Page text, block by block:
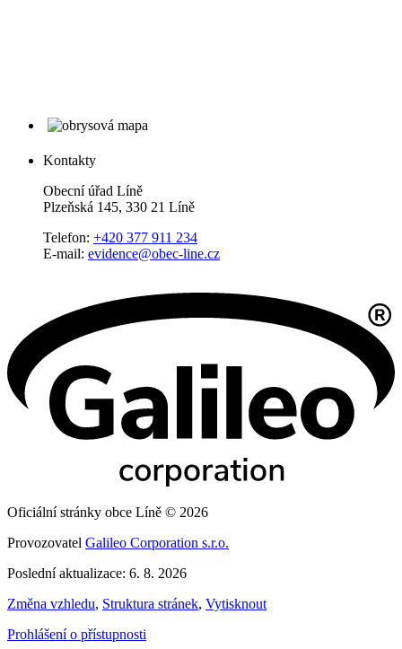
Kontakty
Obecní úřad Líně
Plzeňská 145, 330 21 Líně
Telefon: +420 377 911 234
E-mail: evidence@obec-line.cz
Oficiální stránky obce Líně © 2026
Provozovatel Galileo Corporation s.r.o.
Poslední aktualizace: 6. 8. 2026
Změna vzhledu, Struktura stránek, Vytisknout
Prohlášení o přístupnosti